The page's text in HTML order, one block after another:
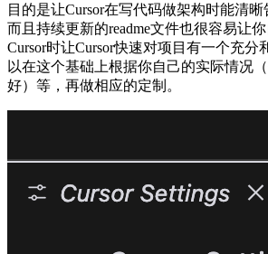
目的是让Cursor在写代码做架构时能清晰
而且持续更新的readme文件也很容易让
Cursor时让Cursor快速对项目有一个充分
以在这个基础上根据你自己的实际情况
好）等，再做相应的定制。